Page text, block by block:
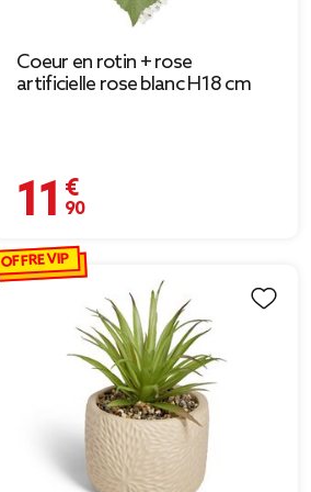
Coeur en rotin + rose
artificielle rose blanc H18 cm
11,90 €
OFFRE VIP